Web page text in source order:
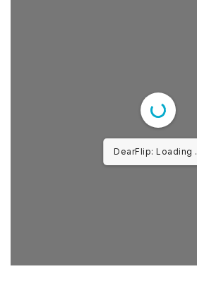
DearFlip: Loading